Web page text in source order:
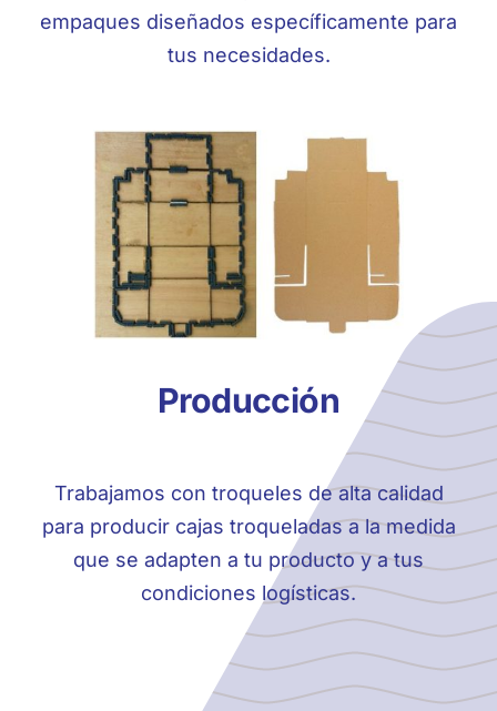
empaques diseñados específicamente para
tus necesidades.
Producción
Trabajamos con troqueles de alta calidad
para producir cajas troqueladas a la medida
que se adapten a tu producto y a tus
condiciones logísticas.